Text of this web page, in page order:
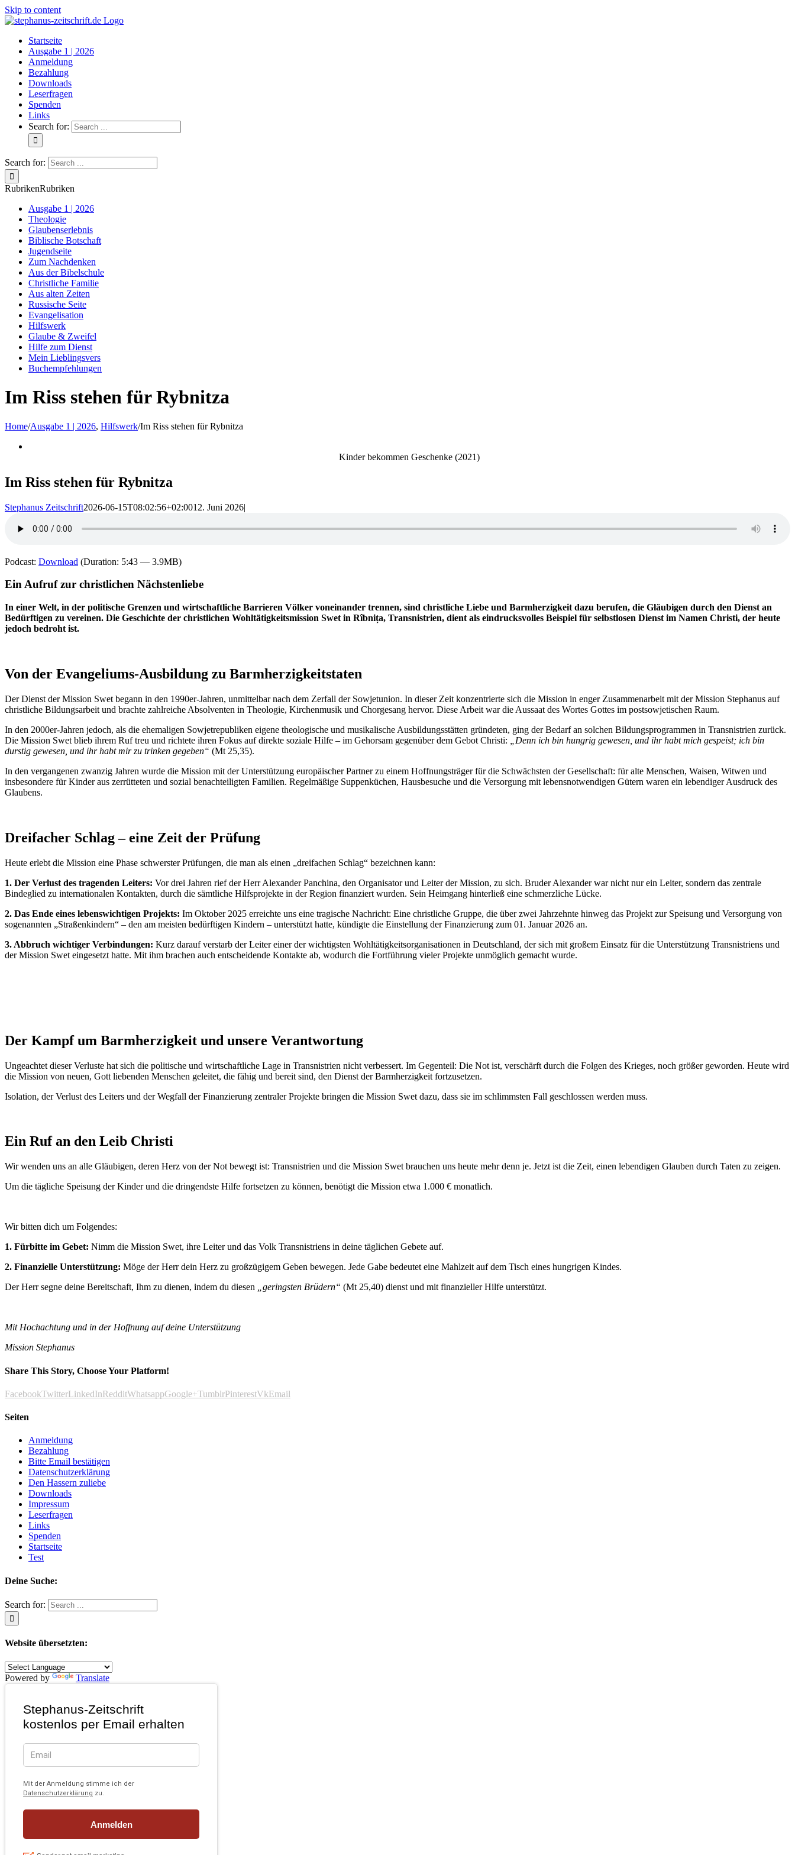
Skip to content
Startseite
Ausgabe 1 | 2026
Anmeldung
Bezahlung
Downloads
Leserfragen
Spenden
Links
Search for:
Search for:
RubrikenRubriken
Ausgabe 1 | 2026
Theologie
Glaubenserlebnis
Biblische Botschaft
Jugendseite
Zum Nachdenken
Aus der Bibelschule
Christliche Familie
Aus alten Zeiten
Russische Seite
Evangelisation
Hilfswerk
Glaube & Zweifel
Hilfe zum Dienst
Mein Lieblingsvers
Buchempfehlungen
Im Riss stehen für Rybnitza
Home/Ausgabe 1 | 2026, Hilfswerk/Im Riss stehen für Rybnitza
Kinder bekommen Geschenke (2021)
Im Riss stehen für Rybnitza
Stephanus Zeitschrift2026-06-15T08:02:56+02:0012. Juni 2026|
Podcast: Download (Duration: 5:43 — 3.9MB)
Ein Aufruf zur christlichen Nächstenliebe
In einer Welt, in der politische Grenzen und wirtschaftliche Barrieren Völker voneinander trennen, sind christliche Liebe und Barmherzigkeit dazu berufen, die Gläubigen durch den Dienst an
Bedürftigen zu vereinen. Die Geschichte der christlichen Wohltätigkeitsmission Swet in Rîbnița, Transnistrien, dient als eindrucksvolles Beispiel für selbstlosen Dienst im Namen Christi, der heute
jedoch bedroht ist.
Von der Evangeliums-Ausbildung zu Barmherzigkeitstaten
Der Dienst der Mission Swet begann in den 1990er-Jahren, unmittelbar nach dem Zerfall der Sowjetunion. In dieser Zeit konzentrierte sich die Mission in enger Zusammenarbeit mit der Mission Stephanus auf
christliche Bildungsarbeit und brachte zahlreiche Absolventen in Theologie, Kirchenmusik und Chorgesang hervor. Diese Arbeit war die Aussaat des Wortes Gottes im postsowjetischen Raum.
In den 2000er-Jahren jedoch, als die ehemaligen Sowjetrepubliken eigene theologische und musikalische Ausbildungsstätten gründeten, ging der Bedarf an solchen Bildungsprogrammen in Transnistrien zurück.
Die Mission Swet blieb ihrem Ruf treu und richtete ihren Fokus auf direkte soziale Hilfe – im Gehorsam gegenüber dem Gebot Christi:
„Denn ich bin hungrig gewesen, und ihr habt mich gespeist; ich bin
durstig gewesen, und ihr habt mir zu trinken gegeben“ (Mt 25,35).
In den vergangenen zwanzig Jahren wurde die Mission mit der Unterstützung europäischer Partner zu einem Hoffnungsträger für die Schwächsten der Gesellschaft: für alte Menschen, Waisen, Witwen und
insbesondere für Kinder aus zerrütteten und sozial benachteiligten Familien. Regelmäßige Suppenküchen, Hausbesuche und die Versorgung mit lebensnotwendigen Gütern waren ein lebendiger Ausdruck des
Glaubens.
Dreifacher Schlag – eine Zeit der Prüfung
Heute erlebt die Mission eine Phase schwerster Prüfungen, die man als einen „dreifachen Schlag“ bezeichnen kann:
1. Der Verlust des tragenden Leiters: Vor drei Jahren rief der Herr Alexander Panchina, den Organisator und Leiter der Mission, zu sich. Bruder Alexander war nicht nur ein Leiter, sondern das zentrale
Bindeglied zu internationalen Kontakten, durch die sämtliche Hilfsprojekte in der Region finanziert wurden. Sein Heimgang hinterließ eine schmerzliche Lücke.
2. Das Ende eines lebenswichtigen Projekts: Im Oktober 2025 erreichte uns eine tragische Nachricht: Eine christliche Gruppe, die über zwei Jahrzehnte hinweg das Projekt zur Speisung und Versorgung von
sogenannten „Straßenkindern“ – den am meisten bedürftigen Kindern – unterstützt hatte, kündigte die Einstellung der Finanzierung zum 01. Januar 2026 an.
3. Abbruch wichtiger Verbindungen: Kurz darauf verstarb der Leiter einer der wichtigsten Wohltätigkeitsorganisationen in Deutschland, der sich mit großem Einsatz für die Unterstützung Transnistriens und
der Mission Swet eingesetzt hatte. Mit ihm brachen auch entscheidende Kontakte ab, wodurch die Fortführung vieler Projekte unmöglich gemacht wurde.
Der Kampf um Barmherzigkeit und unsere Verantwortung
Ungeachtet dieser Verluste hat sich die politische und wirtschaftliche Lage in Transnistrien nicht verbessert. Im Gegenteil: Die Not ist, verschärft durch die Folgen des Krieges, noch größer geworden. Heute wird
die Mission von neuen, Gott liebenden Menschen geleitet, die fähig und bereit sind, den Dienst der Barmherzigkeit fortzusetzen.
Isolation, der Verlust des Leiters und der Wegfall der Finanzierung zentraler Projekte bringen die Mission Swet dazu, dass sie im schlimmsten Fall geschlossen werden muss.
Ein Ruf an den Leib Christi
Wir wenden uns an alle Gläubigen, deren Herz von der Not bewegt ist: Transnistrien und die Mission Swet brauchen uns heute mehr denn je. Jetzt ist die Zeit, einen lebendigen Glauben durch Taten zu zeigen.
Um die tägliche Speisung der Kinder und die dringendste Hilfe fortsetzen zu können, benötigt die Mission etwa 1.000 € monatlich.
Wir bitten dich um Folgendes:
1. Fürbitte im Gebet: Nimm die Mission Swet, ihre Leiter und das Volk Transnistriens in deine täglichen Gebete auf.
2. Finanzielle Unterstützung: Möge der Herr dein Herz zu großzügigem Geben bewegen. Jede Gabe bedeutet eine Mahlzeit auf dem Tisch eines hungrigen Kindes.
Der Herr segne deine Bereitschaft, Ihm zu dienen, indem du diesen
„geringsten Brüdern“ (Mt 25,40) dienst und mit finanzieller Hilfe unterstützt.
Mit Hochachtung und in der Hoffnung auf deine Unterstützung
Mission Stephanus
Share This Story, Choose Your Platform!
FacebookTwitterLinkedInRedditWhatsappGoogle+TumblrPinterestVkEmail
Seiten
Anmeldung
Bezahlung
Bitte Email bestätigen
Datenschutzerklärung
Den Hassern zuliebe
Downloads
Impressum
Leserfragen
Links
Spenden
Startseite
Test
Deine Suche:
Search for:
Website übersetzten:
Powered by Translate